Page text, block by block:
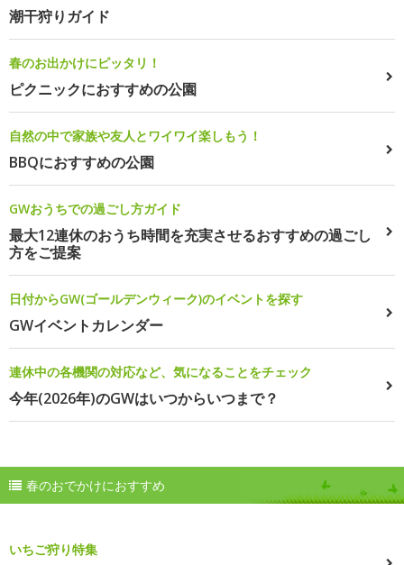
潮干狩りガイド
春のお出かけにピッタリ！
ピクニックにおすすめの公園
自然の中で家族や友人とワイワイ楽しもう！
BBQにおすすめの公園
GWおうちでの過ごし方ガイド
最大12連休のおうち時間を充実させるおすすめの過ごし
方をご提案
日付からGW(ゴールデンウィーク)のイベントを探す
GWイベントカレンダー
連休中の各機関の対応など、気になることをチェック
今年(2026年)のGWはいつからいつまで？
春のおでかけにおすすめ
いちご狩り特集